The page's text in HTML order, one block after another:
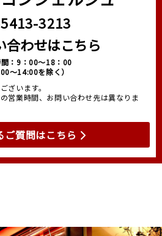
3213
わせはこちら
：9：00～18：00
～14:00を除く）
ざいます。
営業時間、お問い合わせ先は異なりま
ご質問はこちら